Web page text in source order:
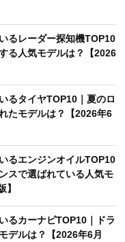
るレーダー探知機TOP10
る人気モデルは？【2026
るタイヤTOP10｜夏のロ
たモデルは？【2026年6
るエンジンオイルTOP10
スで選ばれている人気モ
】
るカーナビTOP10｜ドラ
デルは？【2026年6月